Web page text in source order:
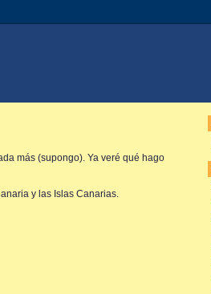
más (supongo). Ya veré qué hago
y las Islas Canarias.